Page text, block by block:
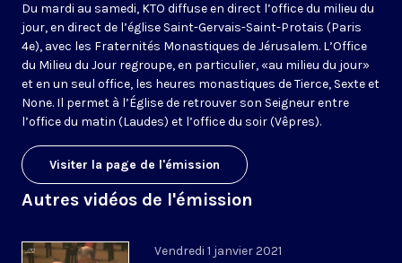
Du mardi au samedi, KTO diffuse en direct l’office du milieu du
jour, en direct de l’église Saint-Gervais-Saint-Protais (Paris
4e), avec les Fraternités Monastiques de Jérusalem. L’Office
du Milieu du Jour regroupe, en particulier, «au milieu du jour»
et en un seul office, les heures monastiques de Tierce, Sexte et
None. Il permet à l’Église de retrouver son Seigneur entre
l’office du matin (Laudes) et l’office du soir (Vêpres).
Visiter la page de l'émission
Autres vidéos de l'émission
Vendredi 1 janvier 2021